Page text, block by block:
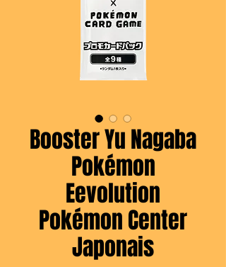
Booster Yu Nagaba
Pokémon
Eevolution
Pokémon Center
Japonais